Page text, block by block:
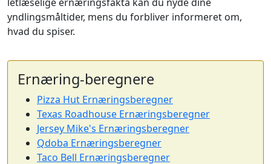
yndlingsmåltider, mens du forbliver informeret om,
hvad du spiser.
Ernæring-beregnere
Pizza Hut Ernæringsberegner
Texas Roadhouse Ernæringsberegner
Jersey Mike's Ernæringsberegner
Qdoba Ernæringsberegner
Taco Bell Ernæringsberegner